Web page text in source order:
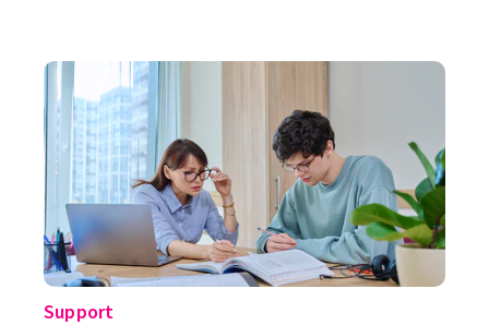
Support